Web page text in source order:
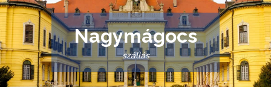
Nagymágocs
szállás